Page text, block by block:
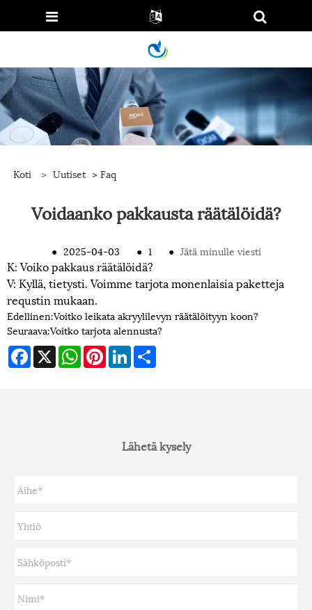
Koti > Uutiset > Faq
Voidaanko pakkausta räätälöidä?
● 2025-04-03 ● 1 ● Jätä minulle viesti
K: Voiko pakkaus räätälöidä?
V: Kyllä, tietysti. Voimme tarjota monenlaisia ​​paketteja
requstin mukaan.
Edellinen:Voitko leikata akryylilevyn räätälöityyn koon?
Seuraava:Voitko tarjota alennusta?
Facebook
X WhatsAppPinterestLinkedIn
Lähetä kysely